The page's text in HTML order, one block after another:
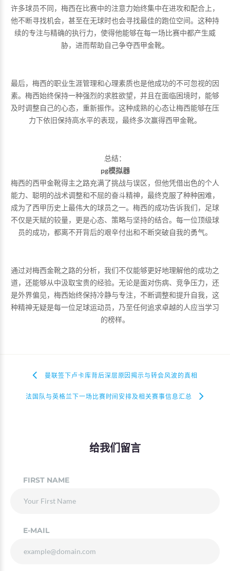
许多球员不同，梅西在比赛中的注意力始终集中在进攻和配合上，
他不断寻找机会，甚至在无球时也会寻找最佳的跑位空间。这种持
续的专注与精确的执行力，使得他能够在每一场比赛中都产生威
胁，进而帮助自己争夺西甲金靴。
最后，梅西的职业生涯管理和心理素质也是他成功的不可忽视的因
素。梅西始终保持一种强烈的求胜欲望，并且在面临困境时，能够
及时调整自己的心态，重新振作。这种成熟的心态让梅西能够在压
力下依旧保持高水平的表现，最终多次赢得西甲金靴。
总结：
pg模拟器
梅西的西甲金靴得主之路充满了挑战与误区，但他凭借出色的个人
能力、聪明的战术调整和不屈的奋斗精神，最终克服了种种困难，
成为了西甲历史上最伟大的球员之一。梅西的成功告诉我们，足球
不仅是天赋的较量，更是心态、策略与坚持的结合。每一位顶级球
员的成功，都离不开背后的艰辛付出和不断突破自我的勇气。
通过对梅西金靴之路的分析，我们不仅能够更好地理解他的成功之
道，还能够从中汲取宝贵的经验。无论是面对伤病、竞争压力，还
是外界偏见，梅西始终保持冷静与专注，不断调整和提升自我，这
种精神无疑是每一位足球运动员，乃至任何追求卓越的人应当学习
的榜样。
曼联签下卢卡库背后深层原因揭示与转会风波的真相
法国队与英格兰下一场比赛时间安排及相关赛事信息汇总
给我们留言
FIRST NAME
E-MAIL